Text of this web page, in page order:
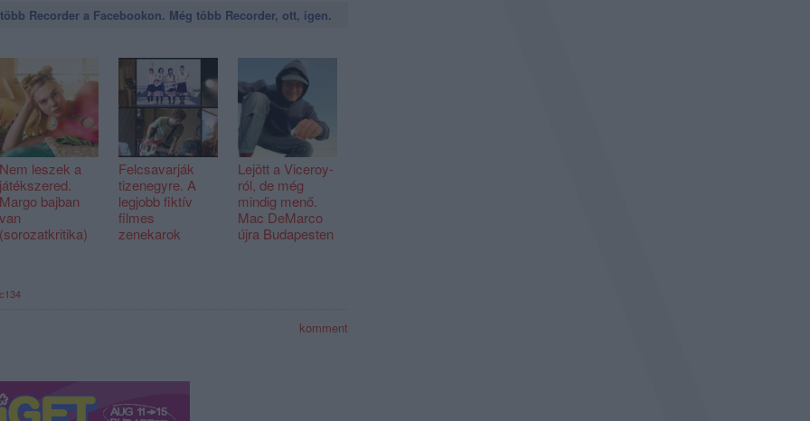
Recorder a Facebookon. Még több Recorder, ott, igen.
Nem leszek a
játékszered.
Margo bajban
van
(sorozatkritika)
Felcsavarják
tizenegyre. A
legjobb fiktív
filmes
zenekarok
Lejött a Viceroy-
ról, de még
mindig menő.
Mac DeMarco
újra Budapesten
komment